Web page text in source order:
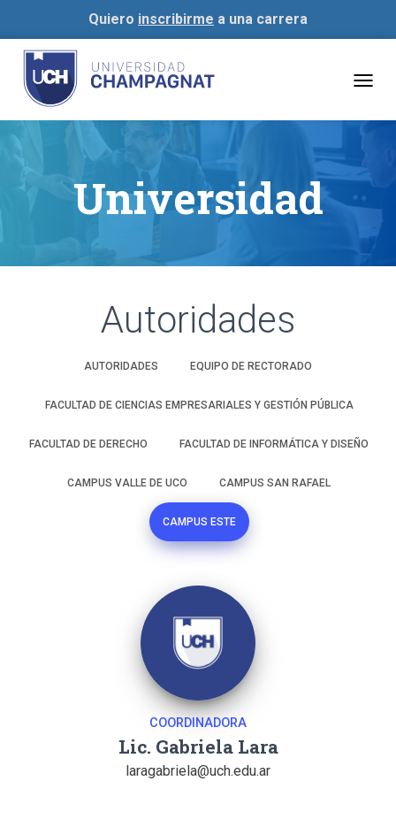
Quiero inscribirme a una carrera
Universidad
Autoridades
AUTORIDADES EQUIPO DE RECTORADO
FACULTAD DE CIENCIAS EMPRESARIALES Y GESTIÓN PÚBLICA
FACULTAD DE DERECHO FACULTAD DE INFORMÁTICA Y DISEÑO
CAMPUS VALLE DE UCO CAMPUS SAN RAFAEL
CAMPUS ESTE
COORDINADORA
Lic. Gabriela Lara
laragabriela@uch.edu.ar